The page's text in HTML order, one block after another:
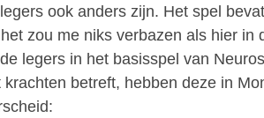
ook anders zijn. Het spel
zou me niks verbazen als hier in
legers in het basisspel van
betreft, hebben deze in